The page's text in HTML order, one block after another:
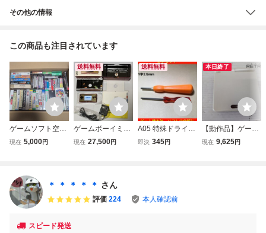
その他の情報
この商品も注目されています
ゲームソフト空箱
まとめ売り スーパ
ムキューブアドバ
ンスセガサターン
ニンテンドー64VI
現在 5,000円
送料無料
ゲームボーイミク
ロ ファミコンカ
現在 27,500円
送料無料
A05 特殊ドライバ
ー 3.8mm 4.5m
換 修理
即決 345円
本日終了
【動作品】ゲーム
ボーイアドバンス
現在 9,625円
＊ ＊ ＊ ＊ ＊ さん
評価 224 本人確認前
スピード発送